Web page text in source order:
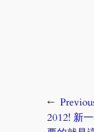
←
2012! 新